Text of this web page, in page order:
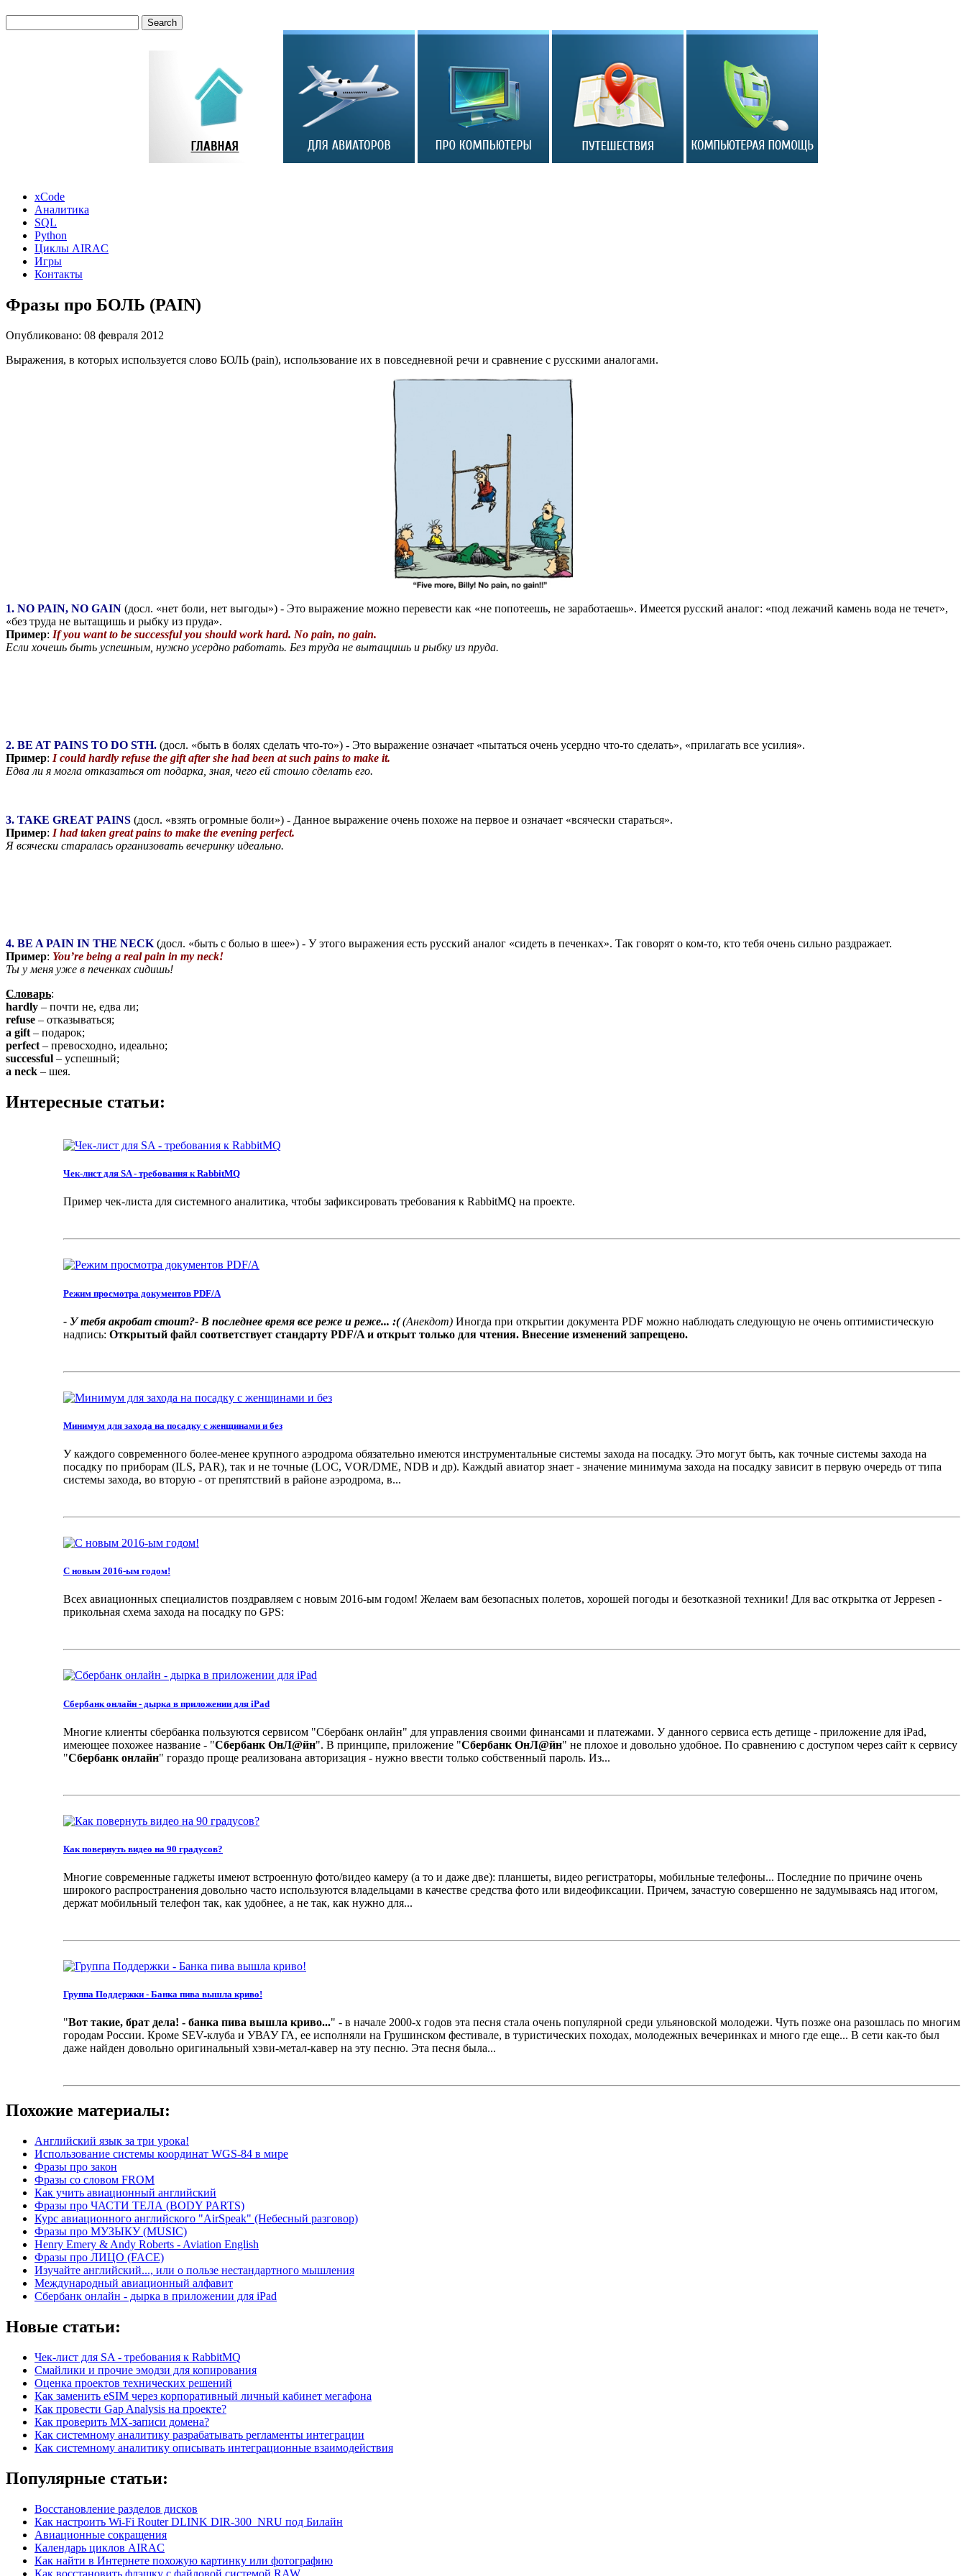
xCode
Аналитика
SQL
Python
Циклы AIRAC
Игры
Контакты
Фразы про БОЛЬ (PAIN)
Опубликовано: 08 февраля 2012
Выражения, в которых используется слово БОЛЬ (pain), использование их в повседневной речи и сравнение с русскими аналогами.
1. NO PAIN, NO GAIN (досл. «нет боли, нет выгоды») - Это выражение можно перевести как «не попотеешь, не заработаешь». Имеется русский аналог: «под лежачий камень вода не течет»,
«без труда не вытащишь и рыбку из пруда».
Пример: If you want to be successful you should work hard. No pain, no gain.
Если хочешь быть успешным, нужно усердно работать. Без труда не вытащишь и рыбку из пруда.
2. BE AT PAINS TO DO STH. (досл. «быть в болях сделать что-то») - Это выражение означает «пытаться очень усердно что-то сделать», «прилагать все усилия».
Пример: I could hardly refuse the gift after she had been at such pains to make it.
Едва ли я могла отказаться от подарка, зная, чего ей стоило сделать его.
3. TAKE GREAT PAINS (досл. «взять огромные боли») - Данное выражение очень похоже на первое и означает «всячески стараться».
Пример: I had taken great pains to make the evening perfect.
Я всячески старалась организовать вечеринку идеально.
4. BE A PAIN IN THE NECK (досл. «быть с болью в шее») - У этого выражения есть русский аналог «сидеть в печенках». Так говорят о ком-то, кто тебя очень сильно раздражает.
Пример: You’re being a real pain in my neck!
Ты у меня уже в печенках сидишь!
Словарь:
hardly – почти не, едва ли;
refuse – отказываться;
a gift – подарок;
perfect – превосходно, идеально;
successful – успешный;
a neck – шея.
Интересные статьи:
Чек-лист для SA - требования к RabbitMQ
Пример чек-листа для системного аналитика, чтобы зафиксировать требования к RabbitMQ на проекте.
Режим просмотра документов PDF/A
- У тебя акробат стоит?- В последнее время все реже и реже... :( (Анекдот) Иногда при открытии документа PDF можно наблюдать следующую не очень оптимистическую
надпись: Открытый файл соответствует стандарту PDF/A и открыт только для чтения. Внесение изменений запрещено.
Минимум для захода на посадку с женщинами и без
У каждого современного более-менее крупного аэродрома обязательно имеются инструментальные системы захода на посадку. Это могут быть, как точные системы захода на
посадку по приборам (ILS, PAR), так и не точные (LOC, VOR/DME, NDB и др). Каждый авиатор знает - значение минимума захода на посадку зависит в первую очередь от типа
системы захода, во вторую - от препятствий в районе аэродрома, в...
C новым 2016-ым годом!
Всех авиационных специалистов поздравляем с новым 2016-ым годом! Желаем вам безопасных полетов, хорошей погоды и безотказной техники! Для вас открытка от Jeppesen -
прикольная схема захода на посадку по GPS:
Сбербанк онлайн - дырка в приложении для iPad
Многие клиенты сбербанка пользуются сервисом "Сбербанк онлайн" для управления своими финансами и платежами. У данного сервиса есть детище - приложение для iPad,
имеющее похожее название - "Сбербанк ОнЛ@йн". В принципе, приложение "Сбербанк ОнЛ@йн" не плохое и довольно удобное. По сравнению с доступом через сайт к сервису
"Сбербанк онлайн" гораздо проще реализована авторизация - нужно ввести только собственный пароль. Из...
Как повернуть видео на 90 градусов?
Многие современные гаджеты имеют встроенную фото/видео камеру (а то и даже две): планшеты, видео регистраторы, мобильные телефоны... Последние по причине очень
широкого распространения довольно часто используются владельцами в качестве средства фото или видеофиксации. Причем, зачастую совершенно не задумываясь над итогом,
держат мобильный телефон так, как удобнее, а не так, как нужно для...
Группа Поддержки - Банка пива вышла криво!
"Вот такие, брат дела! - банка пива вышла криво..." - в начале 2000-х годов эта песня стала очень популярной среди ульяновской молодежи. Чуть позже она разошлась по многим
городам России. Кроме SEV-клуба и УВАУ ГА, ее исполняли на Грушинском фестивале, в туристических походах, молодежных вечеринках и много где еще... В сети как-то был
даже найден довольно оригинальный хэви-метал-кавер на эту песню. Эта песня была...
Похожие материалы:
Английский язык за три урока!
Использование системы координат WGS-84 в мире
Фразы про закон
Фразы со словом FROM
Как учить авиационный английский
Фразы про ЧАСТИ ТЕЛА (BODY PARTS)
Курс авиационного английского "AirSpeak" (Небесный разговор)
Фразы про МУЗЫКУ (MUSIC)
Henry Emery & Andy Roberts - Aviation English
Фразы про ЛИЦО (FACE)
Изучайте английский..., или о пользе нестандартного мышления
Международный авиационный алфавит
Сбербанк онлайн - дырка в приложении для iPad
Новые статьи:
Чек-лист для SA - требования к RabbitMQ
Смайлики и прочие эмодзи для копирования
Оценка проектов технических решений
Как заменить eSIM через корпоративный личный кабинет мегафона
Как провести Gap Analysis на проекте?
Как проверить MX-записи домена?
Как системному аналитику разрабатывать регламенты интеграции
Как системному аналитику описывать интеграционные взаимодействия
Популярные статьи:
Восстановление разделов дисков
Как настроить Wi-Fi Router DLINK DIR-300_NRU под Билайн
Авиационные сокращения
Календарь циклов AIRAC
Как найти в Интернете похожую картинку или фотографию
Как восстановить флэшку с файловой системой RAW